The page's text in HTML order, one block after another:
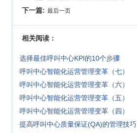
下一篇: 最后一页
相关阅读：
·选择最佳呼叫中心KPI的10个步骤
·呼叫中心智能化运营管理变革（七）
·呼叫中心智能化运营管理变革（六）
·呼叫中心智能化运营管理变革（五）
·呼叫中心智能化运营管理变革（四）
·提高呼叫中心质量保证(QA)的管理技巧